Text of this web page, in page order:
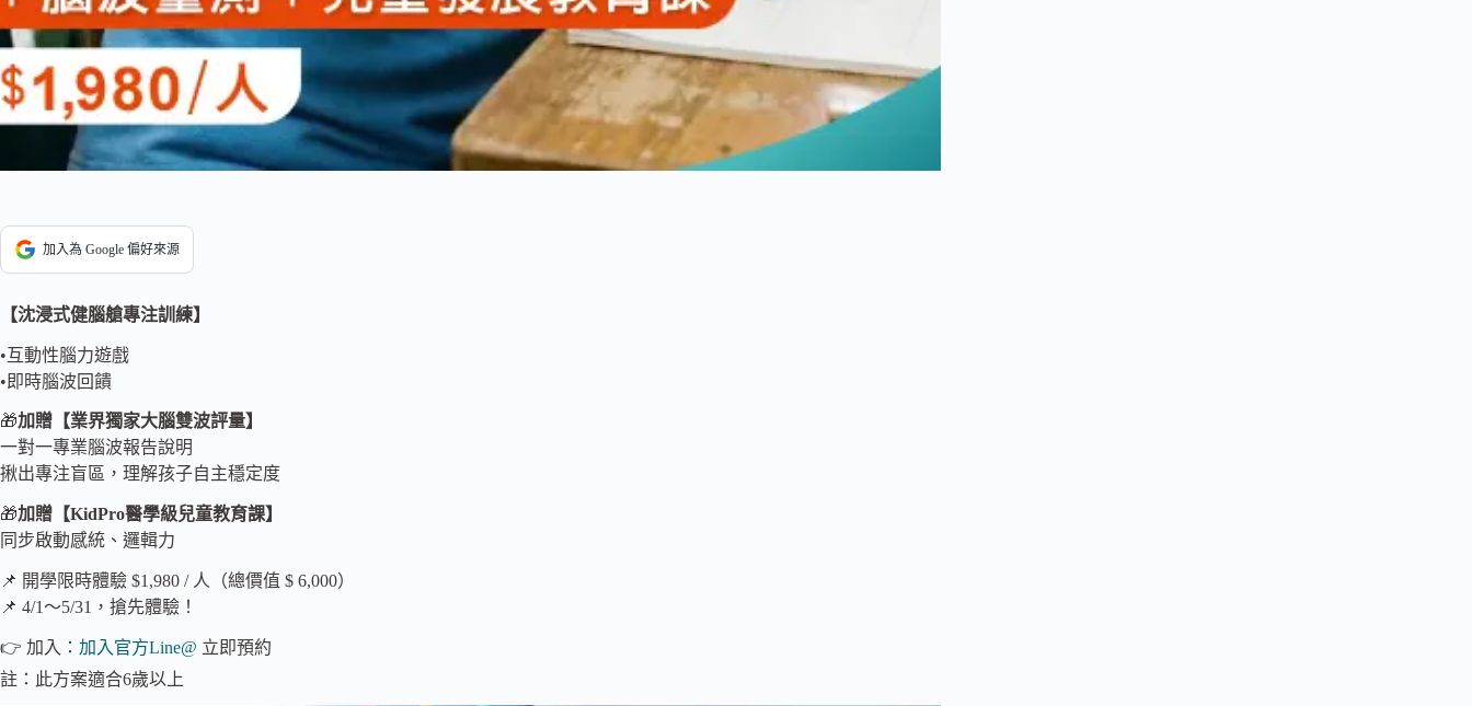
加入為 Google 偏好來源
【沈浸式健腦艙專注訓練】
•互動性腦力遊戲
•即時腦波回饋
🎁加贈【業界獨家大腦雙波評量】
一對一專業腦波報告說明
揪出專注盲區，理解孩子自主穩定度
🎁加贈【KidPro醫學級兒童教育課】
同步啟動感統、邏輯力
📌 開學限時體驗 $1,980 / 人（總價值 $ 6,000）
📌 4/1～5/31，搶先體驗！
👉 加入： 加入官方Line@ 立即預約
註：此方案適合6歲以上